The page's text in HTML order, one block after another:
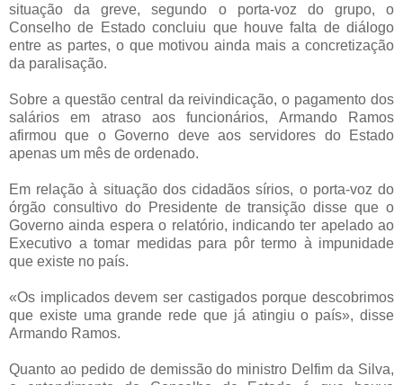
situação da greve, segundo o porta-voz do grupo, o
Conselho de Estado concluiu que houve falta de diálogo
entre as partes, o que motivou ainda mais a concretização
da paralisação.
Sobre a questão central da reivindicação, o pagamento dos
salários em atraso aos funcionários, Armando Ramos
afirmou que o Governo deve aos servidores do Estado
apenas um mês de ordenado.
Em relação à situação dos cidadãos sírios, o porta-voz do
órgão consultivo do Presidente de transição disse que o
Governo ainda espera o relatório, indicando ter apelado ao
Executivo a tomar medidas para pôr termo à impunidade
que existe no país.
«Os implicados devem ser castigados porque descobrimos
que existe uma grande rede que já atingiu o país», disse
Armando Ramos.
Quanto ao pedido de demissão do ministro Delfim da Silva,